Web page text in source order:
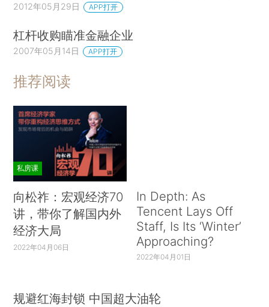
2012年05月29日 APP打开
杠杆收购瞄准金融企业
2007年05月14日 APP打开
推荐阅读
私房课
向松祚：宏观经济70
讲，带你了解国内外
经济大局
2022年04月06日
In Depth: As
Tencent Lays Off
Staff, Is Its ‘Winter’
Approaching?
2022年04月01日
规避红海封锁 中国超大油轮